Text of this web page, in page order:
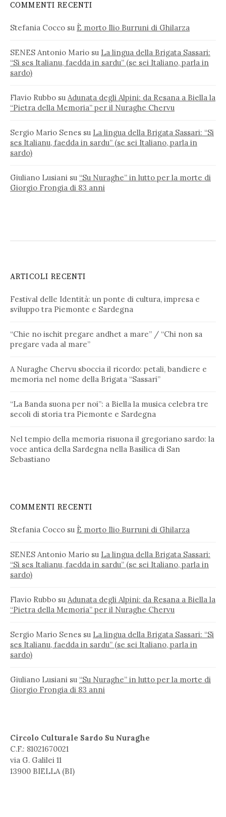
COMMENTI RECENTI
Stefania Cocco su È morto Ilio Burruni di Ghilarza
SENES Antonio Mario su La lingua della Brigata Sassari:
“Si ses Italianu, faedda in sardu” (se sei Italiano, parla in
sardo)
Flavio Rubbo su Adunata degli Alpini: da Resana a Biella la
“Pietra della Memoria” per il Nuraghe Chervu
Sergio Mario Senes su La lingua della Brigata Sassari: “Si
ses Italianu, faedda in sardu” (se sei Italiano, parla in
sardo)
Giuliano Lusiani su “Su Nuraghe” in lutto per la morte di
Giorgio Frongia di 83 anni
ARTICOLI RECENTI
Festival delle Identità: un ponte di cultura, impresa e
sviluppo tra Piemonte e Sardegna
“Chie no ischit pregare andhet a mare” / “Chi non sa
pregare vada al mare”
A Nuraghe Chervu sboccia il ricordo: petali, bandiere e
memoria nel nome della Brigata “Sassari”
“La Banda suona per noi”: a Biella la musica celebra tre
secoli di storia tra Piemonte e Sardegna
Nel tempio della memoria risuona il gregoriano sardo: la
voce antica della Sardegna nella Basilica di San
Sebastiano
COMMENTI RECENTI
Stefania Cocco su È morto Ilio Burruni di Ghilarza
SENES Antonio Mario su La lingua della Brigata Sassari:
“Si ses Italianu, faedda in sardu” (se sei Italiano, parla in
sardo)
Flavio Rubbo su Adunata degli Alpini: da Resana a Biella la
“Pietra della Memoria” per il Nuraghe Chervu
Sergio Mario Senes su La lingua della Brigata Sassari: “Si
ses Italianu, faedda in sardu” (se sei Italiano, parla in
sardo)
Giuliano Lusiani su “Su Nuraghe” in lutto per la morte di
Giorgio Frongia di 83 anni
Circolo Culturale Sardo Su Nuraghe
C.F.: 81021670021
via G. Galilei 11
13900 BIELLA (BI)